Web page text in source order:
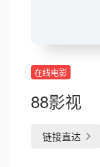
在线电影
88影视
链接直达